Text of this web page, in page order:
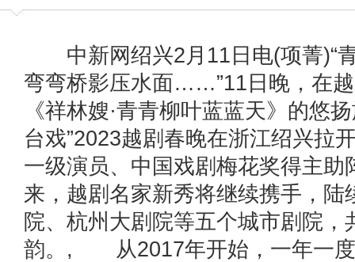
中新网绍兴2月11日电(项菁)“
弯弯桥影压水面……”11日晚，在
《祥林嫂·青青柳叶蓝蓝天》的悠
台戏”2023越剧春晚在浙江绍兴拉
一级演员、中国戏剧梅花奖得
来，越剧名家新秀将继续携手，陆
院、杭州大剧院等五个城市剧院，
韵。, 从2017年开始，一年一度